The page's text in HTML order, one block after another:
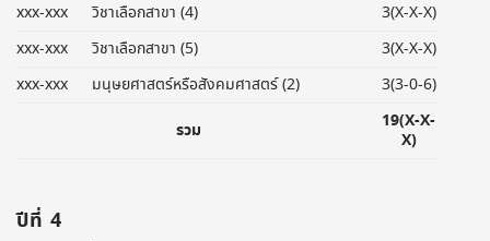
xxx-xxx วิชาเลือกสาขา (4)
3(X-X-X)
xxx-xxx
วิชาเลือกสาขา (5)
3(X-X-X)
xxx-xxx
มนุษยศาสตร์หรือสังคมศาสตร์ (2)
3(3-0-6)
รวม
19(X-X-
X)
ปีที่ 4